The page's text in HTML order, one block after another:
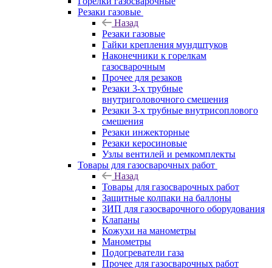
Резаки газовые
Назад
Резаки газовые
Гайки крепления мундштуков
Наконечники к горелкам
газосварочным
Прочее для резаков
Резаки 3-х трубные
внутриголовочного смешения
Резаки 3-х трубные внутрисоплового
смешения
Резаки инжекторные
Резаки керосиновые
Узлы вентилей и ремкомплекты
Товары для газосварочных работ
Назад
Товары для газосварочных работ
Защитные колпаки на баллоны
ЗИП для газосварочного оборудования
Клапаны
Кожухи на манометры
Манометры
Подогреватели газа
Прочее для газосварочных работ